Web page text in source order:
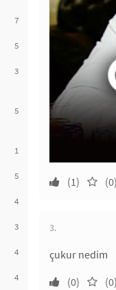
7
5
3
5
1
5
4
3
4
4
(1)
3.
çukur nedim
(0)